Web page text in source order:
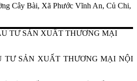
Cây Bài, Xã Phước Vĩnh An, Củ Chi,
TƯ SẢN XUẤT THƯƠNG MẠI NỘI